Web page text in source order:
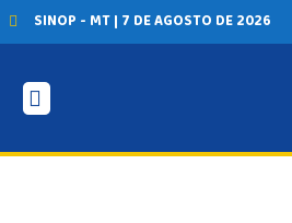
SINOP - MT | 7 DE AGOSTO DE 2026